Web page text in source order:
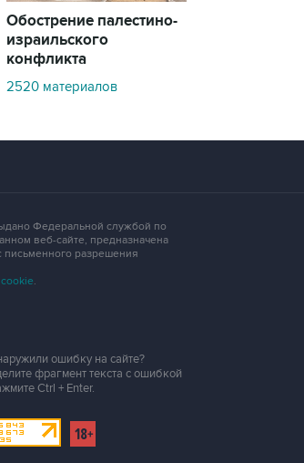
Обострение палестино-
израильского
конфликта
2520 материалов
Федеральной службой по
веб-сайте, предназначена
разрешения
.
ошибку на сайте?
фрагмент текста с ошибкой
Ctrl + Enter.